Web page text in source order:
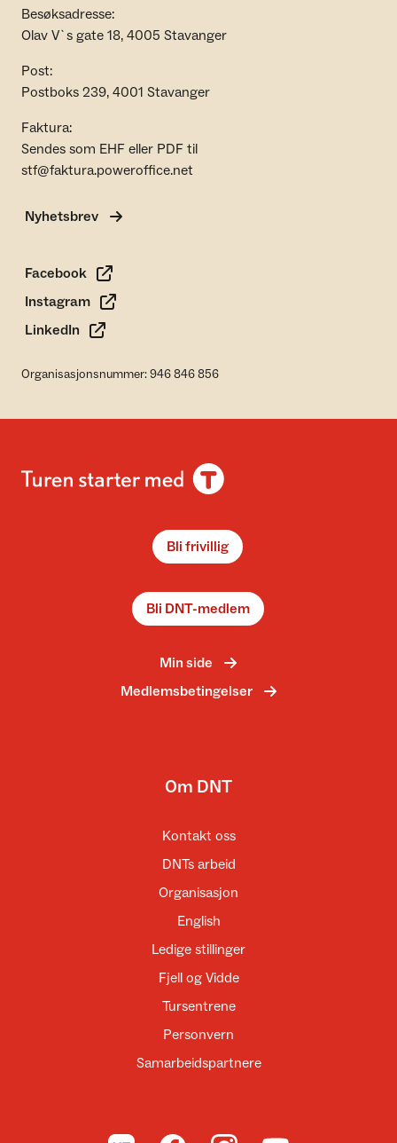
Besøksadresse:
Olav V`s gate 18, 4005 Stavanger
Post:
Postboks 239, 4001 Stavanger
Faktura:
Sendes som EHF eller PDF til
stf@faktura.poweroffice.net
Nyhetsbrev
Facebook
Instagram
LinkedIn
Organisasjonsnummer: 946 846 856
Bli frivillig
Bli DNT-medlem
Min side
Medlemsbetingelser
Om DNT
Kontakt oss
DNTs arbeid
Organisasjon
English
Ledige stillinger
Fjell og Vidde
Tursentrene
Personvern
Samarbeidspartnere